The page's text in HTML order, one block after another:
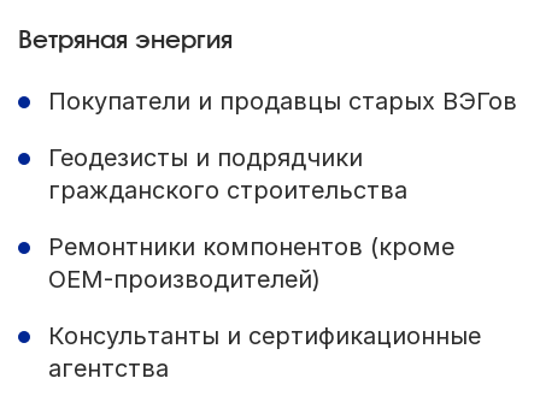
Ветряная энергия
Покупатели и продавцы старых ВЭГов
Геодезисты и подрядчики
гражданского строительства
Ремонтники компонентов (кроме
OEM-производителей)
Консультанты и сертификационные
агентства